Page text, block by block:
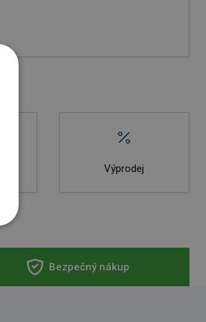
Výprodej
Bezpečný nákup